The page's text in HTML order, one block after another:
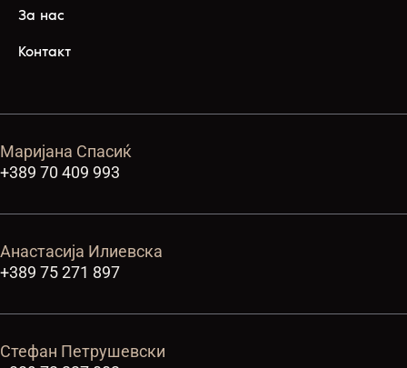
За нас
Контакт
Маријана Спасиќ
+389 70 409 993
Анастасија Илиевска
+389 75 271 897
Стефан Петрушевски